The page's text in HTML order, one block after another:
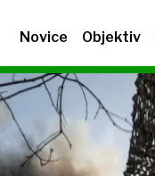
Novice Objektiv